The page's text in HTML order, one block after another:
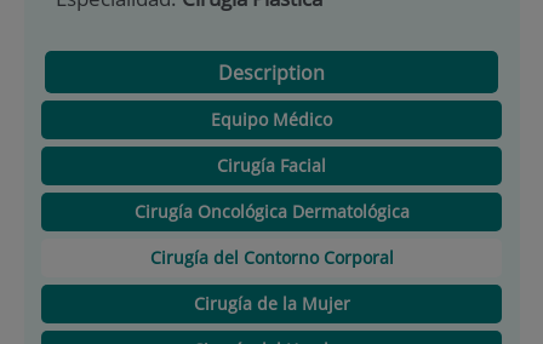
Description
Equipo Médico
Cirugía Facial
Cirugía Oncológica Dermatológica
Cirugía del Contorno Corporal
Cirugía de la Mujer